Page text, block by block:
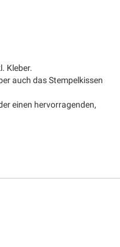
Kleber.
auch das Stempelkissen
einen hervorragenden,